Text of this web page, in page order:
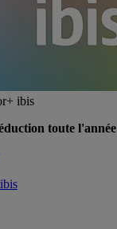
ibis
toute l'année